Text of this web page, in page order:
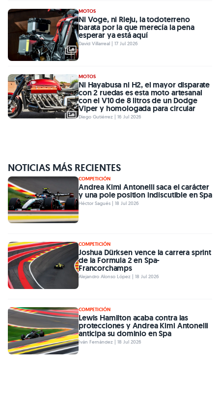
MOTOS
Ni Voge, ni Rieju, la todoterreno
barata por la que merecía la pena
esperar ya está aquí
David Villarreal | 17 Jul 2026
MOTOS
Ni Hayabusa ni H2, el mayor disparate
con 2 ruedas es esta moto artesanal
con el V10 de 8 litros de un Dodge
Viper y homologada para circular
Diego Gutiérrez | 16 Jul 2026
NOTICIAS MÁS RECIENTES
COMPETICIÓN
Andrea Kimi Antonelli saca el carácter
y una pole position indiscutible en Spa
Héctor Sagués | 18 Jul 2026
COMPETICIÓN
Joshua Dürksen vence la carrera sprint
de la Formula 2 en Spa-
Francorchamps
Alejandro Alonso López | 18 Jul 2026
COMPETICIÓN
Lewis Hamilton acaba contra las
protecciones y Andrea Kimi Antonelli
anticipa su dominio en Spa
Iván Fernández | 18 Jul 2026